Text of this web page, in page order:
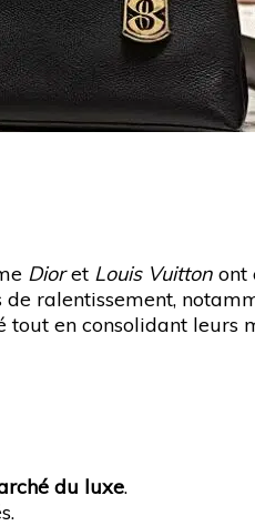
Dioret Louis Vuitton ont
ralentissement,
en consolidant leurs
du luxe.